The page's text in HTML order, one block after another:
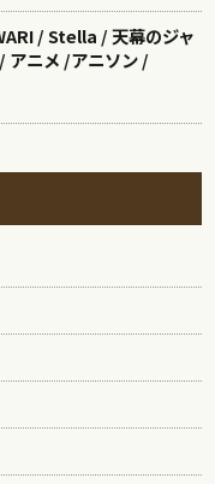
/ Stella / 天幕のジャ
アニメ /アニソン /